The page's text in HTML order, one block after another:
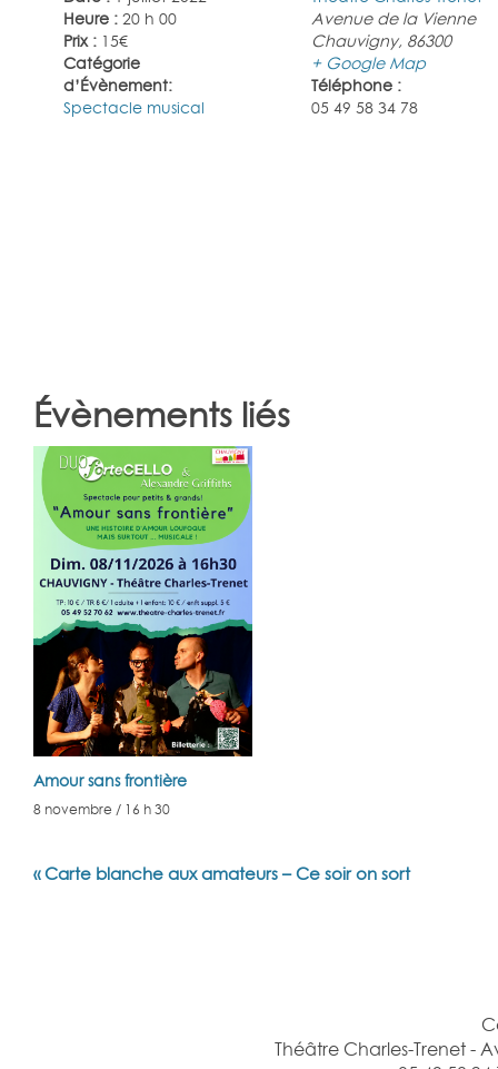
Heure : 20 h 00
Prix : 15€
Catégorie
d’Évènement:
Spectacle musical
Avenue de la Vienne
Chauvigny, 86300
+ Google Map
Téléphone :
05 49 58 34 78
Évènements liés
Amour sans frontière
8 novembre / 16 h 30
Navigation
«Carte blanche aux amateurs – Ce soir on sort
Théâtre Charles-Trenet -